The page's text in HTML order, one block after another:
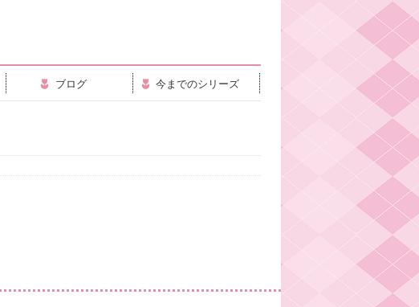
ブログ 今までのシリーズ